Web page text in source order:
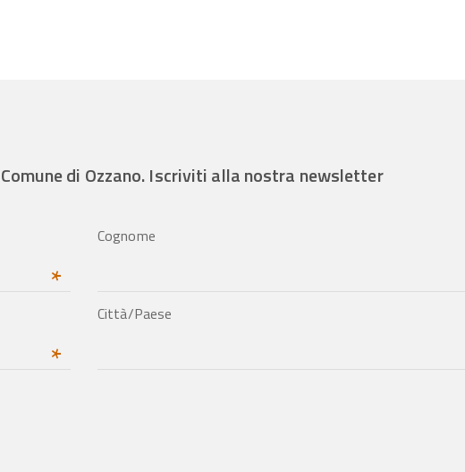
di Ozzano. Iscriviti alla nostra newsletter
*
Cognome
*
Città/Paese